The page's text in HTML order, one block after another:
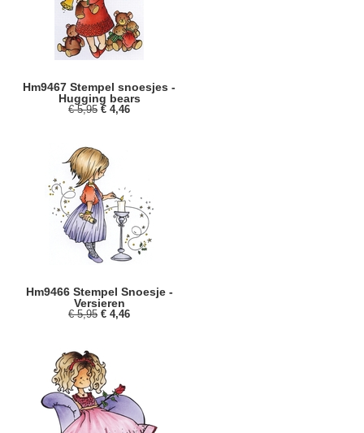
Hm9467 Stempel snoesjes -
Hugging bears
€ 5,95 € 4,46
Hm9466 Stempel Snoesje -
Versieren
€ 5,95 € 4,46